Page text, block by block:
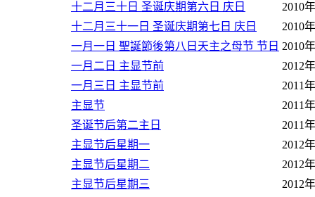
十二月三十日 圣诞庆期第六日 庆日
2010
十二月三十一日 圣诞庆期第七日 庆日
2010
一月一日 聖誕節後第八日天主之母节 节日 2010
一月二日 主显节前
2012
一月三日 主显节前
2011
主显节
2011
圣诞节后第二主日
2011
主显节后星期一
2012
主显节后星期二
2012
主显节后星期三
2012